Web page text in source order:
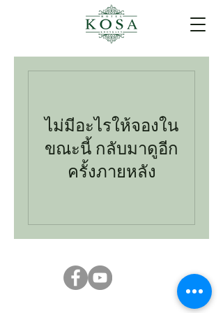
ไม่มีอะไรให้จองใน
ขณะนี้ กลับมาดูอีก
ครั้งภายหลัง
Kosa Hotel 250 252 Sri Chant Rd, Nai